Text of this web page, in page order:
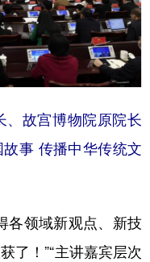
故宫博物院原院长
事 传播中华传统文
领域新观点、新技
了！”“主讲嘉宾层次